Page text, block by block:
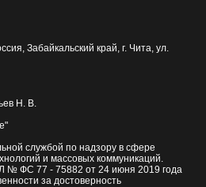
Забайкальский край, г. Чита, ул.
Н. В.
службой по надзору в сфере
и массовых коммуникаций.
№ ФС 77 - 75882 от 24 июня 2019 года
за достоверность